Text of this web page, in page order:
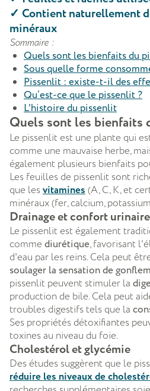
✓ Contient naturellement
minéraux
Sommaire :
Quels sont les bienfaits du
Sous quelle forme
Pissenlit : existe-t-il des
Qu’est-ce que le pissenlit ?
L'histoire du pissenlit
Quels sont les bienfaits
Le pissenlit est une plante qui
comme une mauvaise herbe,
également plusieurs bienfaits
Les feuilles de pissenlit sont
que lesvitamines(A, C, K, et
minéraux (fer, calcium,
Drainage et confort urinaire
Le pissenlit est également
comme diurétique, favorisant
d'eau par les reins. Cela peut
soulager la sensation de
pissenlit peuvent stimuler la
production de bile. Cela peut
troubles digestifs tels que la
Ses propriétés détoxifiantes
toxines au niveau du foie.
Cholestérol et glycémie
Des études suggèrent que le
réduire les niveaux de